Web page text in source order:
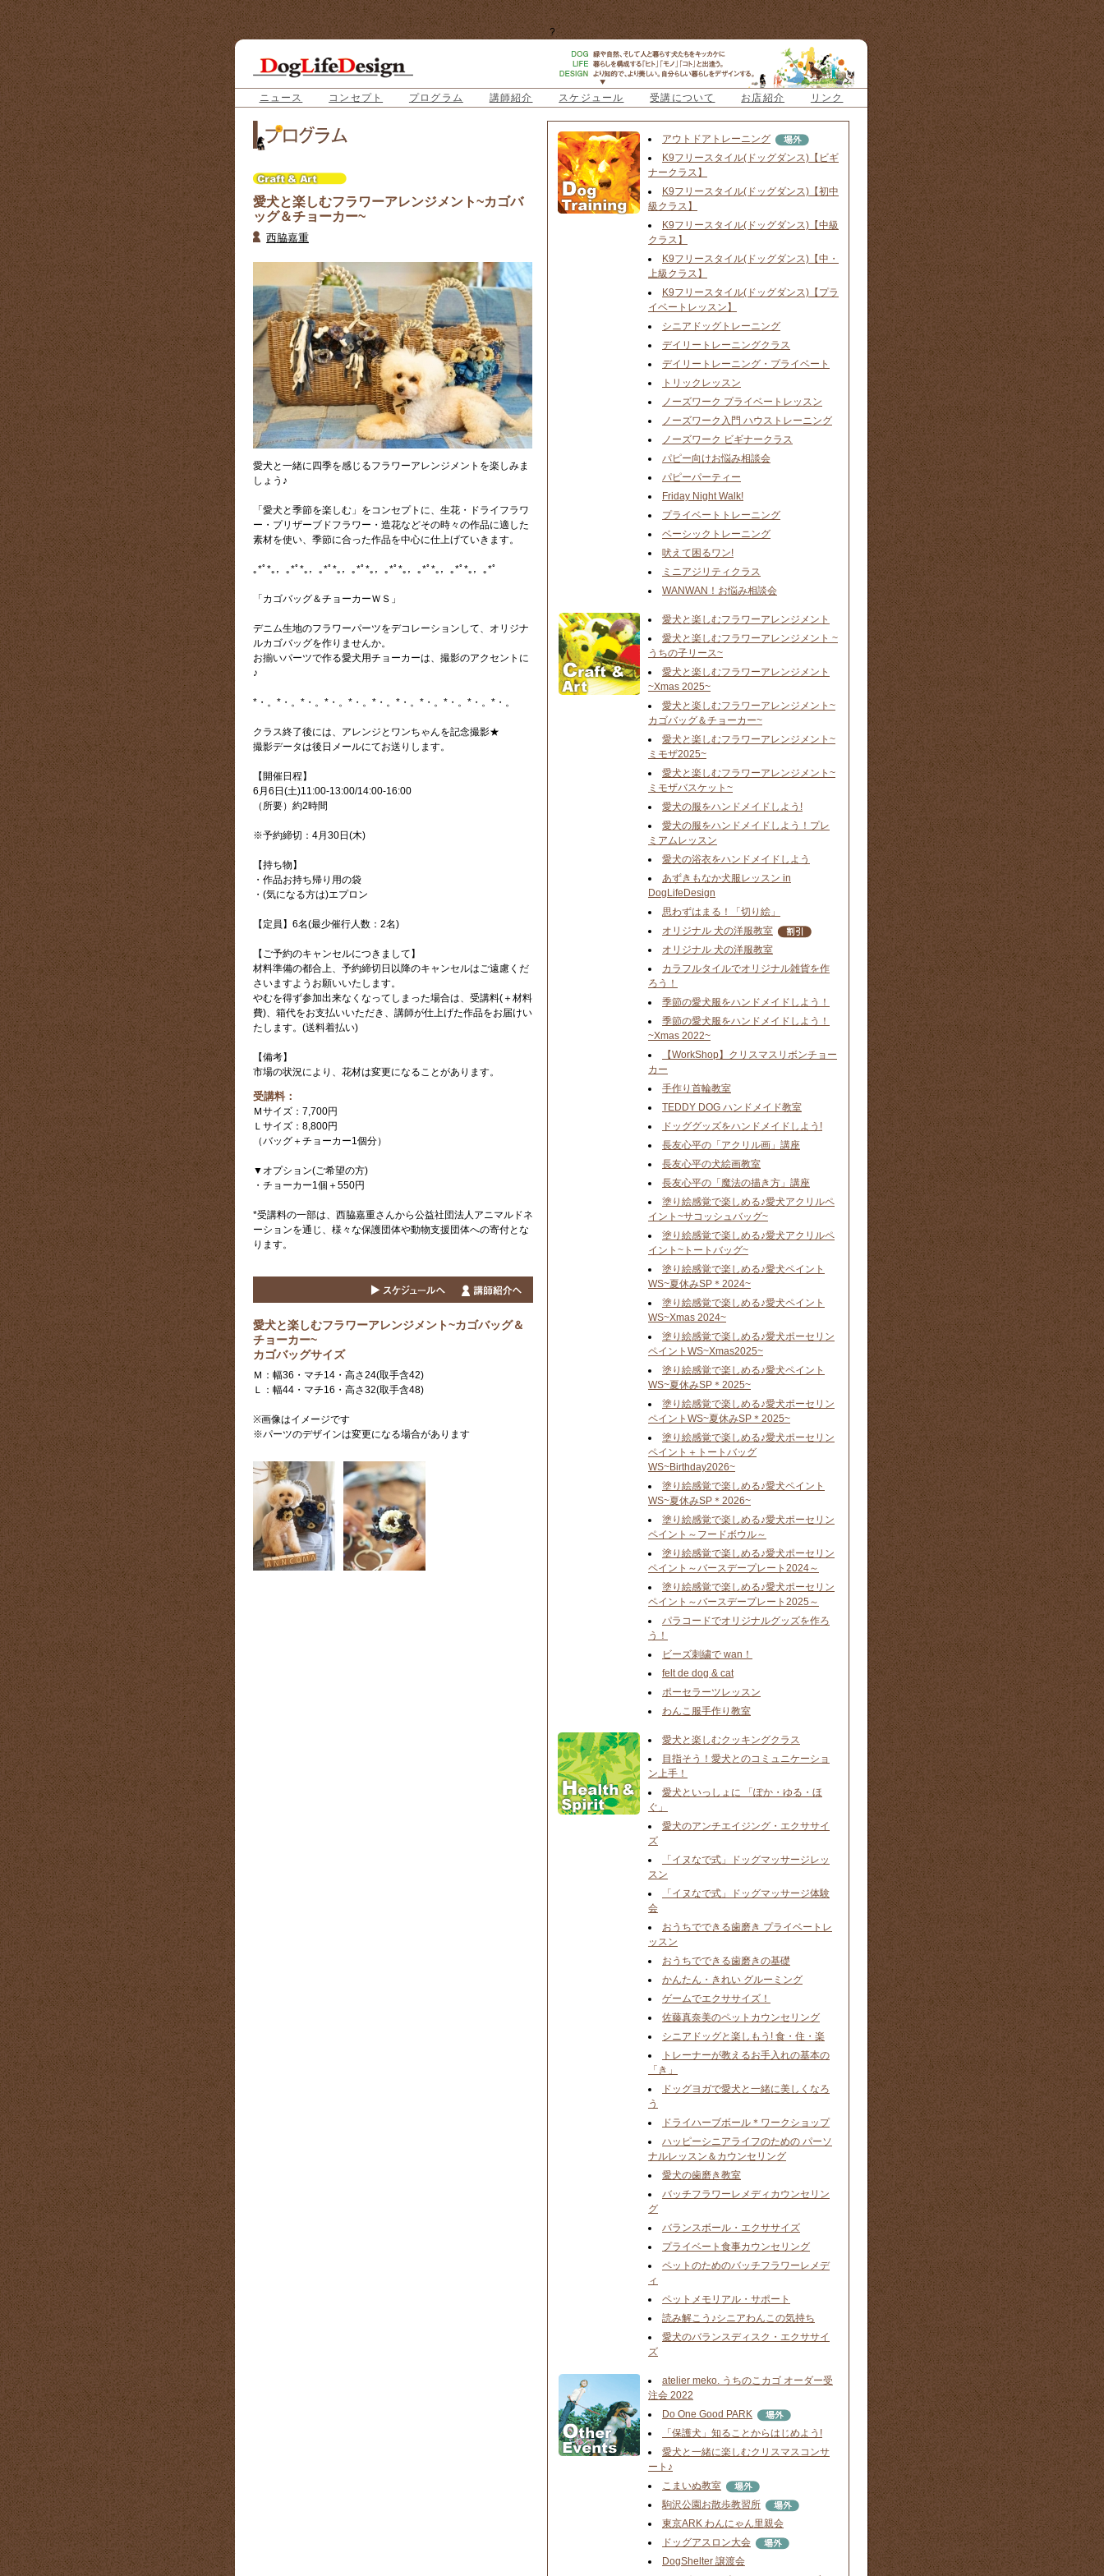
?
ニュース コンセプト プログラム 講師紹介 スケジュール 受講について お店紹介 リンク
愛犬と楽しむフラワーアレンジメント~カゴバ
ッグ＆チョーカー~
西脇嘉重
愛犬と一緒に四季を感じるフラワーアレンジメントを楽しみま
しょう♪
「愛犬と季節を楽しむ」をコンセプトに、生花・ドライフラワ
ー・プリザーブドフラワー・造花などその時々の作品に適した
素材を使い、季節に合った作品を中心に仕上げていきます。
｡*ﾟ*｡，｡*ﾟ*｡，｡*ﾟ*｡，｡*ﾟ*｡，｡*ﾟ*｡，｡*ﾟ*｡，｡*ﾟ*｡，｡*ﾟ
「カゴバッグ＆チョーカーＷＳ」
デニム生地のフラワーパーツをデコレーションして、オリジナ
ルカゴバッグを作りませんか。
お揃いパーツで作る愛犬用チョーカーは、撮影のアクセントに
♪
*・。*・。*・。*・。*・。*・。*・。*・。*・。*・。*・。
クラス終了後には、アレンジとワンちゃんを記念撮影★
撮影データは後日メールにてお送りします。
【開催日程】
6月6日(土)11:00-13:00/14:00-16:00
（所要）約2時間
※予約締切：4月30日(木)
【持ち物】
・作品お持ち帰り用の袋
・(気になる方は)エプロン
【定員】6名(最少催行人数：2名)
【ご予約のキャンセルにつきまして】
材料準備の都合上、予約締切日以降のキャンセルはご遠慮くだ
さいますようお願いいたします。
やむを得ず参加出来なくなってしまった場合は、受講料(＋材料
費)、箱代をお支払いいただき、講師が仕上げた作品をお届けい
たします。(送料着払い)
【備考】
市場の状況により、花材は変更になることがあります。
受講料：
Ｍサイズ：7,700円
Ｌサイズ：8,800円
（バッグ＋チョーカー1個分）
▼オプション(ご希望の方)
・チョーカー1個＋550円
*受講料の一部は、西脇嘉重さんから公益社団法人アニマルドネ
ーションを通じ、様々な保護団体や動物支援団体への寄付とな
ります。
愛犬と楽しむフラワーアレンジメント~カゴバッグ＆
チョーカー~
カゴバッグサイズ
Ｍ：幅36・マチ14・高さ24(取手含42)
Ｌ：幅44・マチ16・高さ32(取手含48)
※画像はイメージです
※パーツのデザインは変更になる場合があります
アウトドアトレーニング
K9フリースタイル(ドッグダンス)【ビギ
ナークラス】
K9フリースタイル(ドッグダンス)【初中
級クラス】
K9フリースタイル(ドッグダンス)【中級
クラス】
K9フリースタイル(ドッグダンス)【中・
上級クラス】
K9フリースタイル(ドッグダンス)【プラ
イベートレッスン】
シニアドッグトレーニング
デイリートレーニングクラス
デイリートレーニング・プライベート
トリックレッスン
ノーズワーク プライベートレッスン
ノーズワーク入門 ハウストレーニング
ノーズワーク ビギナークラス
パピー向けお悩み相談会
パピーパーティー
Friday Night Walk!
プライベートトレーニング
ベーシックトレーニング
吠えて困るワン!
ミニアジリティクラス
WANWAN！お悩み相談会
愛犬と楽しむフラワーアレンジメント
愛犬と楽しむフラワーアレンジメント ~
うちの子リース~
愛犬と楽しむフラワーアレンジメント
~Xmas 2025~
愛犬と楽しむフラワーアレンジメント~
カゴバッグ＆チョーカー~
愛犬と楽しむフラワーアレンジメント~
ミモザ2025~
愛犬と楽しむフラワーアレンジメント~
ミモザバスケット~
愛犬の服をハンドメイドしよう!
愛犬の服をハンドメイドしよう！プレ
ミアムレッスン
愛犬の浴衣をハンドメイドしよう
あずきもなか犬服レッスン in
DogLifeDesign
思わずはまる！「切り絵」
オリジナル 犬の洋服教室
オリジナル 犬の洋服教室
カラフルタイルでオリジナル雑貨を作
ろう！
季節の愛犬服をハンドメイドしよう！
季節の愛犬服をハンドメイドしよう！
~Xmas 2022~
【WorkShop】クリスマスリボンチョー
カー
手作り首輪教室
TEDDY DOG ハンドメイド教室
ドッググッズをハンドメイドしよう!
長友心平の「アクリル画」講座
長友心平の犬絵画教室
長友心平の「魔法の描き方」講座
塗り絵感覚で楽しめる♪愛犬アクリルペ
イント~サコッシュバッグ~
塗り絵感覚で楽しめる♪愛犬アクリルペ
イント~トートバッグ~
塗り絵感覚で楽しめる♪愛犬ペイント
WS~夏休みSP＊2024~
塗り絵感覚で楽しめる♪愛犬ペイント
WS~Xmas 2024~
塗り絵感覚で楽しめる♪愛犬ポーセリン
ペイントWS~Xmas2025~
塗り絵感覚で楽しめる♪愛犬ペイント
WS~夏休みSP＊2025~
塗り絵感覚で楽しめる♪愛犬ポーセリン
ペイントWS~夏休みSP＊2025~
塗り絵感覚で楽しめる♪愛犬ポーセリン
ペイント＋トートバッグ
WS~Birthday2026~
塗り絵感覚で楽しめる♪愛犬ペイント
WS~夏休みSP＊2026~
塗り絵感覚で楽しめる♪愛犬ポーセリン
ペイント ～フードボウル ～
塗り絵感覚で楽しめる♪愛犬ポーセリン
ペイント ～バースデープレート2024 ～
塗り絵感覚で楽しめる♪愛犬ポーセリン
ペイント ～バースデープレート2025 ～
パラコードでオリジナルグッズを作ろ
う！
ビーズ刺繍で wan！
felt de dog & cat
ポーセラーツレッスン
わんこ服手作り教室
愛犬と楽しむクッキングクラス
目指そう！愛犬とのコミュニケーショ
ン上手！
愛犬といっしょに 「ぽか・ゆる・ほ
ぐ」
愛犬のアンチエイジング・エクササイ
ズ
「イヌなで式」ドッグマッサージレッ
スン
「イヌなで式」ドッグマッサージ体験
会
おうちでできる歯磨き プライベートレ
ッスン
おうちでできる歯磨きの基礎
かんたん・きれい グルーミング
ゲームでエクササイズ！
佐藤真奈美のペットカウンセリング
シニアドッグと楽しもう! 食・住・楽
トレーナーが教えるお手入れの基本の
「き」
ドッグヨガで愛犬と一緒に美しくなろ
う
ドライハーブボール＊ワークショップ
ハッピーシニアライフのための パーソ
ナルレッスン＆カウンセリング
愛犬の歯磨き教室
バッチフラワーレメディカウンセリン
グ
バランスボール・エクササイズ
プライベート食事カウンセリング
ペットのためのバッチフラワーレメデ
ィ
ペットメモリアル・サポート
読み解こう♪シニアわんこの気持ち
愛犬のバランスディスク・エクササイ
ズ
atelier meko. うちのこカゴ オーダー受
注会 2022
Do One Good PARK
「保護犬」知ることからはじめよう!
愛犬と一緒に楽しむクリスマスコンサ
ート♪
こまいぬ教室
駒沢公園お散歩教習所
東京ARK わんにゃん里親会
ドッグアスロン大会
DogShelter 譲渡会